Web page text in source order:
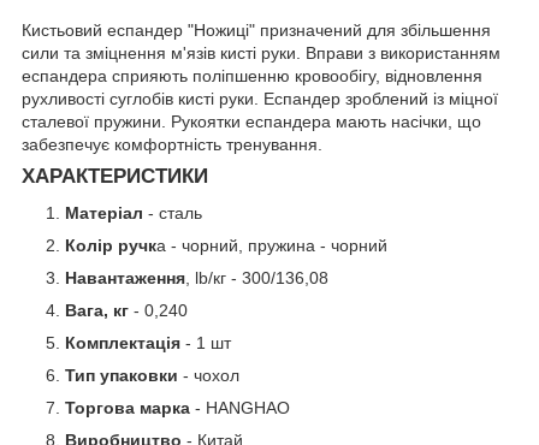
Кистьовий еспандер "Ножиці" призначений для збільшення
сили та зміцнення м'язів кисті руки. Вправи з використанням
еспандера сприяють поліпшенню кровообігу, відновлення
рухливості суглобів кисті руки. Еспандер зроблений із міцної
сталевої пружини. Рукоятки еспандера мають насічки, що
забезпечує комфортність тренування.
ХАРАКТЕРИСТИКИ
Матеріал - сталь
Колір ручка - чорний, пружина - чорний
Навантаження , lb/кг - 300/136,08
Вага, кг - 0,240
Комплектація - 1 шт
Тип упаковки - чохол
Торгова марка - HANGHAO
Виробництво - Китай